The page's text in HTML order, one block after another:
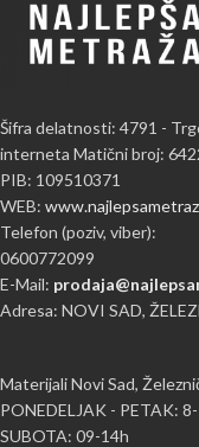
Šifra delatnosti: 4791 -
interneta Matični broj:
PIB: 109510371
WEB:
Telefon (poziv, viber):
0600772099
E-Mail:
Adresa: NOVI SAD,
Materijali Novi Sad,
PONEDELJAK - PETAK:
SUBOTA: 09-14h